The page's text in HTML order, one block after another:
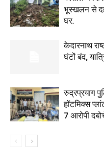
भूस्खलन से
घर.
केदारनाथ
घंटों बंद,
रुद्रप्रयाग
हॉटमिक्स
7 आरोपी